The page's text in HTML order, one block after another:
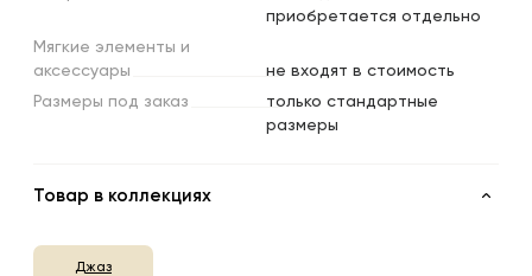
приобретается отдельно
Мягкие элементы и
аксессуары
не входят в стоимость
Размеры под заказ
только стандартные
размеры
Товар в коллекциях
Джаз